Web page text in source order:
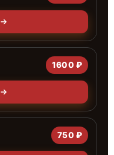
1600 ₽
750 ₽